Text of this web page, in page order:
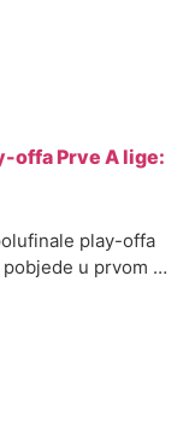
offa Prve A lige:
play-offa
pobjede u prvom …